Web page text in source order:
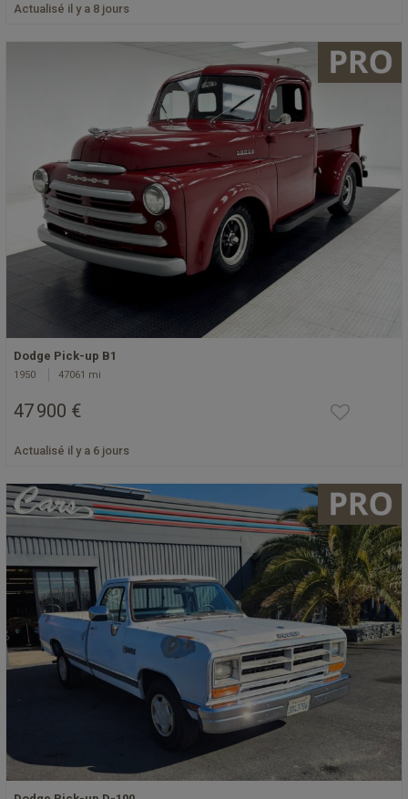
Actualisé il y a 8 jours
Dodge Pick-up B1
1950 47061 mi
47 900 €
Actualisé il y a 6 jours